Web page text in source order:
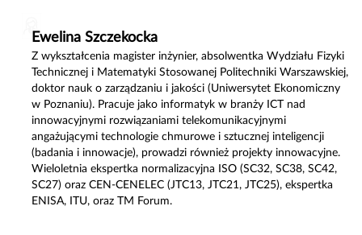
Ewelina Szczekocka
Z wykształcenia magister inżynier, absolwentka Wydziału Fizyki
Technicznej i Matematyki Stosowanej Politechniki Warszawskiej,
doktor nauk o zarządzaniu i jakości (Uniwersytet Ekonomiczny
w Poznaniu). Pracuje jako informatyk w branży ICT nad
innowacyjnymi rozwiązaniami telekomunikacyjnymi
angażującymi technologie chmurowe i sztucznej inteligencji
(badania i innowacje), prowadzi również projekty innowacyjne.
Wieloletnia ekspertka normalizacyjna ISO (SC32, SC38, SC42,
SC27) oraz CEN-CENELEC (JTC13, JTC21, JTC25), ekspertka
ENISA, ITU, oraz TM Forum.